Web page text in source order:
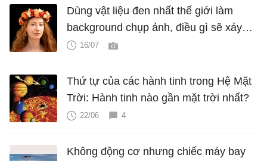
Dùng vật liệu đen nhất thế giới làm
background chụp ảnh, điều gì sẽ xảy
ra?16/07
Thứ tự của các hành tinh trong Hệ Mặt
Trời: Hành tinh nào gần mặt trời nhất?
22/06 4
Không động cơ nhưng chiếc máy bay